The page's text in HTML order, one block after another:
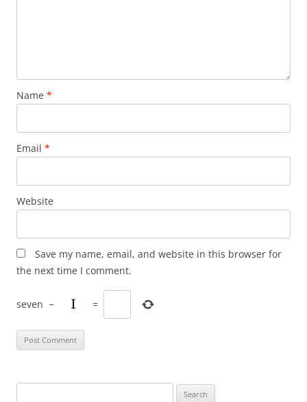
Name *
Email *
Website
Save my name, email, and website in this browser for
the next time I comment.
seven − =